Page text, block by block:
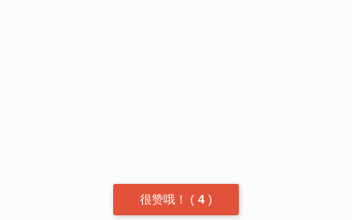
很赞哦！ ( 4 )